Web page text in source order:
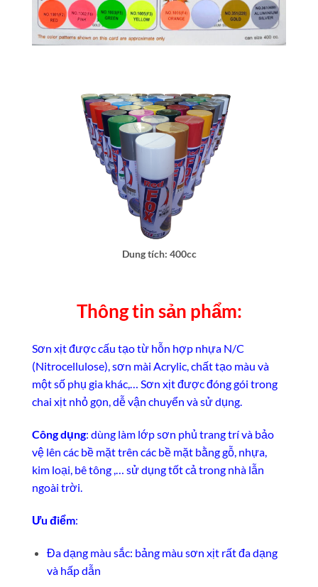
Dung tích: 400cc
Thông tin sản phẩm:
Sơn xịt được cấu tạo từ hỗn hợp nhựa N/C
(Nitrocellulose), sơn mài Acrylic, chất tạo màu và
một số phụ gia khác,… Sơn xịt được đóng gói trong
chai xịt nhỏ gọn, dễ vận chuyển và sử dụng.
Công dụng: dùng làm lớp sơn phủ trang trí và bảo
vệ lên các bề mặt trên các bề mặt bằng gỗ, nhựa,
kim loại, bê tông ,… sử dụng tốt cả trong nhà lẫn
ngoài trời.
Ưu điểm:
Đa dạng màu sắc: bảng màu sơn xịt rất đa dạng
và hấp dẫn